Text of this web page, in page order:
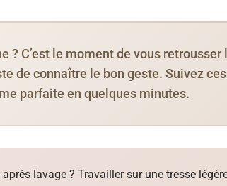
C’est le moment de vous retrousser
de connaître le bon geste. Suivez
parfaite en quelques minutes.
après lavage ? Travailler sur une tresse